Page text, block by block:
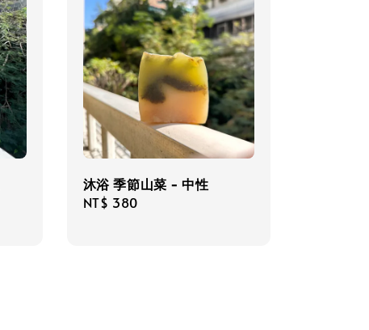
沐浴 季節山菜 - 中性
Regular
NT$ 380